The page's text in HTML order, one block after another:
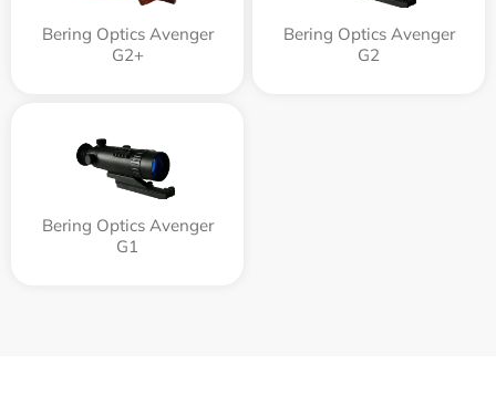
Bering Optics Avenger
G2+
Bering Optics Avenger
G2
Bering Optics Avenger
G1